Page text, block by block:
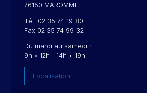
76150 MAROMME
Tél. 02 35 74 19 80
Fax 02 35 74 99 32
Du mardi au samedi :
9h • 12h | 14h • 19h
Localisation